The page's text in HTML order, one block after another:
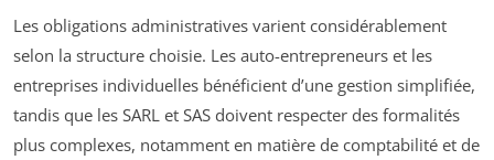
Les obligations administratives varient considérablement
selon la structure choisie. Les auto-entrepreneurs et les
entreprises individuelles bénéficient d’une gestion simplifiée,
tandis que les SARL et SAS doivent respecter des formalités
plus complexes, notamment en matière de comptabilité et de